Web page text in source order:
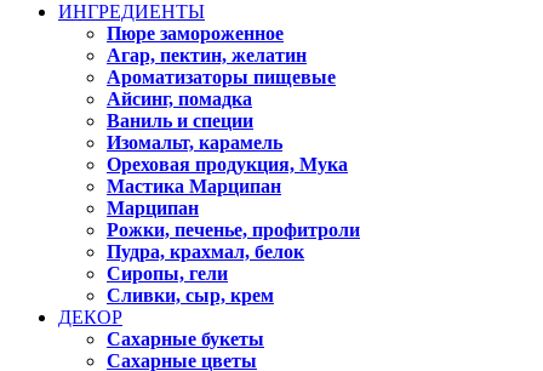
ИНГРЕДИЕНТЫ
Пюре замороженное
Агар, пектин, желатин
Ароматизаторы пищевые
Айсинг, помадка
Ваниль и специи
Изомальт, карамель
Ореховая продукция, Мука
Мастика Марципан
Марципан
Рожки, печенье, профитроли
Пудра, крахмал, белок
Сиропы, гели
Сливки, сыр, крем
ДЕКОР
Сахарные букеты
Сахарные цветы